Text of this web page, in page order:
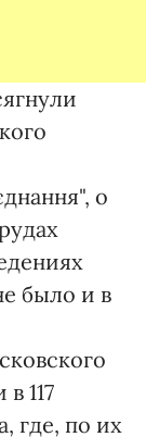
о
было и в
117
где, по их